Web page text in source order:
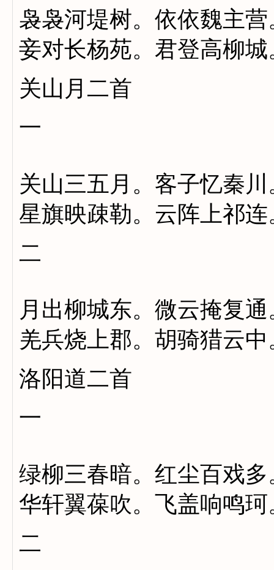
袅袅河堤树。依依魏主
妾对长杨苑。君登高柳
关山月二首
一
关山三五月。客子忆秦
星旗映疎勒。云阵上祁
二
月出柳城东。微云掩复
羌兵烧上郡。胡骑猎云
洛阳道二首
一
绿柳三春暗。红尘百戏
华轩翼葆吹。飞盖响鸣
二